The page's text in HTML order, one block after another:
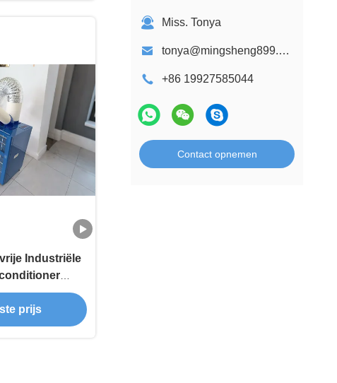
Miss. Tonya
tonya@mingsheng899.com
+86 19927585044
Contact opnemen
Industriële
prijs